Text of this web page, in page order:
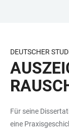
DEUTSCHER
Für seine
eine